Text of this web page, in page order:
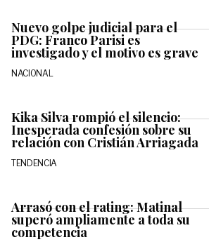
Nuevo golpe judicial para el
PDG: Franco Parisi es
investigado y el motivo es grave
NACIONAL
Kika Silva rompió el silencio:
Inesperada confesión sobre su
relación con Cristián Arriagada
TENDENCIA
Arrasó con el rating: Matinal
superó ampliamente a toda su
competencia